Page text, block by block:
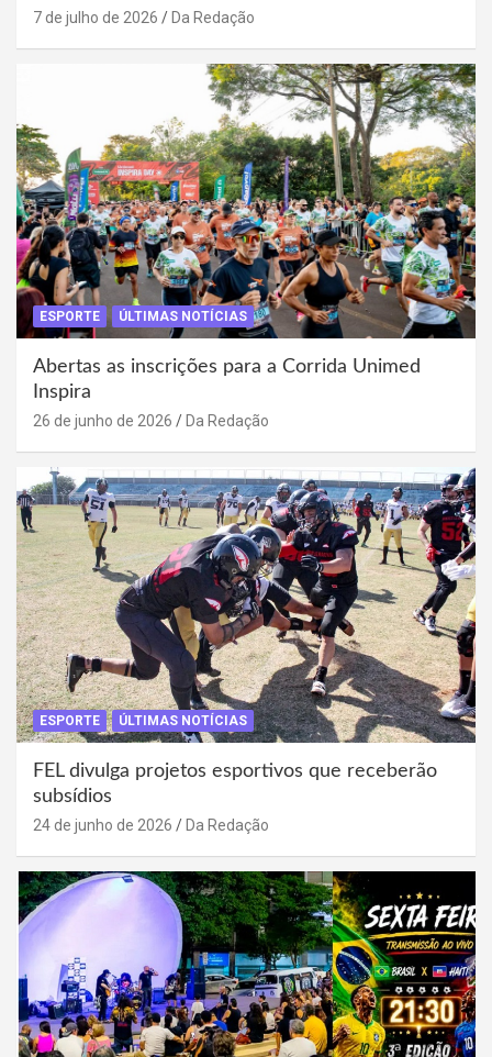
7 de julho de 2026 Da Redação
ESPORTE ÚLTIMAS NOTÍCIAS
Abertas as inscrições para a Corrida Unimed
Inspira
26 de junho de 2026 Da Redação
ESPORTE ÚLTIMAS NOTÍCIAS
FEL divulga projetos esportivos que receberão
subsídios
24 de junho de 2026 Da Redação